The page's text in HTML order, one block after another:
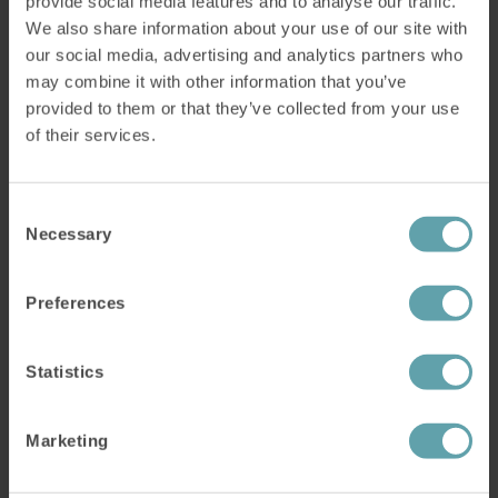
We also share information about your use of our site with
our social media, advertising and analytics partners who
may combine it with other information that you’ve
provided to them or that they’ve collected from your use
of their services.
Selection
Necessary
Preferences
Statistics
Marketing
maksa sairaudella.
Vaikka vaivat aiheuttivat ongelmia päivittäisessä
– Se ei ollut koskaan tullut mieleeni. En uskonut,
IQorosta.
– Mutta jos asialle voi tehdä jotain, siihen on
vain käytettävä aikaa, koska niinhän se on, että
voit joko panostaa terveyteen tai maksaa